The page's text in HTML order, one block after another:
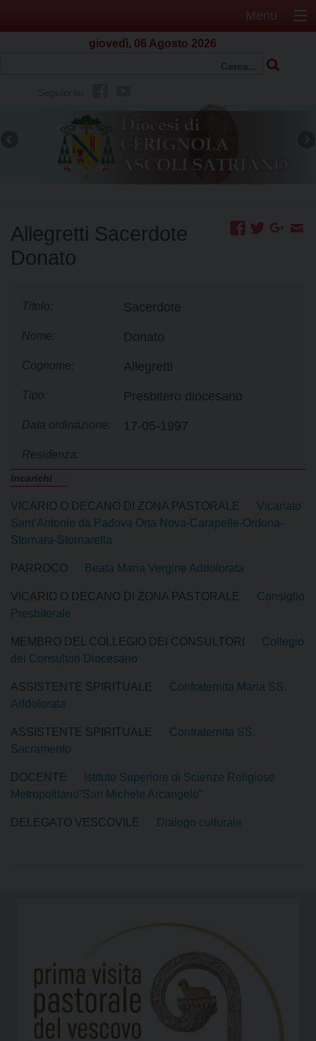
Menu
giovedì, 06 Agosto 2026
Allegretti Sacerdote
Donato
Titolo: Sacerdote
Nome: Donato
Cognome: Allegretti
Tipo: Presbitero diocesano
Data ordinazione: 17-05-1997
Residenza:
Incarichi
VICARIO O DECANO DI ZONA PASTORALE
Vicariato
Sant’Antonio da Padova Orta Nova-Carapelle-Ordona-
Stornara-Stornarella
PARROCO Beata Maria Vergine Addolorata
VICARIO O DECANO DI ZONA PASTORALE
Consiglio
Presbiterale
MEMBRO DEL COLLEGIO DEI CONSULTORI
Collegio
dei Consultori Diocesano
ASSISTENTE SPIRITUALE
Confraternita Maria SS.
Addolorata
ASSISTENTE SPIRITUALE
Confraternita SS.
Sacramento
DOCENTE
Istituto Superiore di Scienze Religiose
Metropolitano”San Michele Arcangelo”
DELEGATO VESCOVILE Dialogo culturale